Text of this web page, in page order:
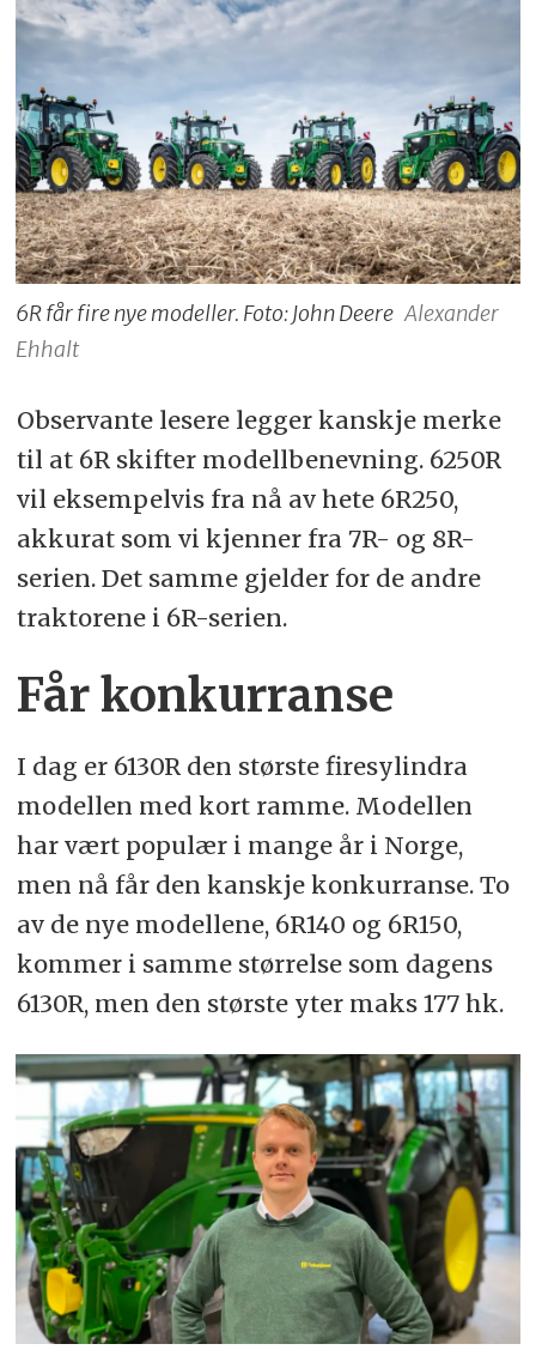
6R får fire nye modeller. Foto: John Deere Alexander
Ehhalt
Observante lesere legger kanskje merke
til at 6R skifter modellbenevning. 6250R
vil eksempelvis fra nå av hete 6R250,
akkurat som vi kjenner fra 7R- og 8R-
serien. Det samme gjelder for de andre
traktorene i 6R-serien.
Får konkurranse
I dag er 6130R den største firesylindra
modellen med kort ramme. Modellen
har vært populær i mange år i Norge,
men nå får den kanskje konkurranse. To
av de nye modellene, 6R140 og 6R150,
kommer i samme størrelse som dagens
6130R, men den største yter maks 177 hk.